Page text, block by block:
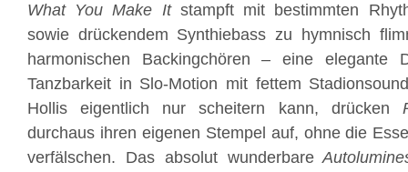
What You Make Itstampft mit bestimmten
sowie drückendem Synthiebass zu hymnisch
harmonischen Backingchören – eine elegante
Tanzbarkeit in Slo-Motion mit fettem
Hollis eigentlich nur scheitern kann, drücken
durchaus ihren eigenen Stempel auf, ohne die
verfälschen. Das absolut wunderbare